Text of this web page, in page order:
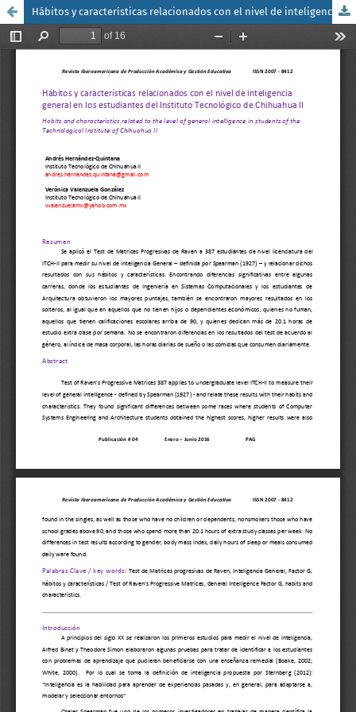
Hábitos y características relacionados con el nivel de inteligencia general en los estudiantes del Instituto Tecnológico de Chihuahua II